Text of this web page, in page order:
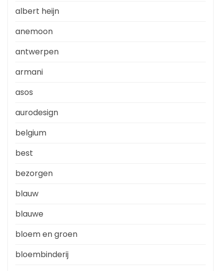
albert heijn
anemoon
antwerpen
armani
asos
aurodesign
belgium
best
bezorgen
blauw
blauwe
bloem en groen
bloembinderij